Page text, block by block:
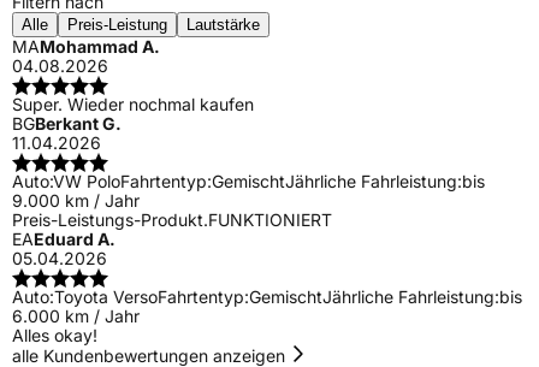
Alle Preis-Leistung Lautstärke
MAMohammad A.
04.08.2026
Super. Wieder nochmal kaufen
BGBerkant G.
11.04.2026
Auto:VW PoloFahrtentyp:GemischtJährliche Fahrleistung:bis
9.000 km / Jahr
Preis-Leistungs-Produkt.FUNKTIONIERT
EAEduard A.
05.04.2026
Auto:Toyota VersoFahrtentyp:GemischtJährliche Fahrleistung:bis
6.000 km / Jahr
Alles okay!
alle Kundenbewertungen anzeigen